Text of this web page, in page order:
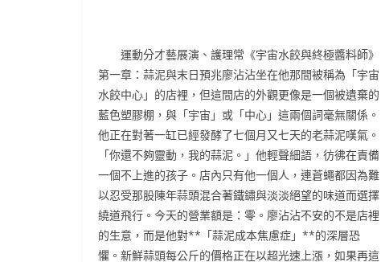
運動分才藝展演、護理常《宇宙水餃與終極醬料師》
第一章：蒜泥與末日預兆廖沾沾坐在他那間被稱為「宇宙
水餃中心」的店裡，但這間店的外觀更像是一個被遺棄的
藍色塑膠棚，與「宇宙」或「中心」這兩個詞毫無關係。
他正在對著一缸已經發酵了七個月又七天的老蒜泥嘆氣。
「你還不夠靈動，我的蒜泥。」他輕聲細語，彷彿在責備
一個不上進的孩子。店內只有他一個人，連蒼蠅都因為難
以忍受那股陳年蒜頭混合著鐵鏽與淡淡絕望的味道而選擇
繞道飛行。今天的營業額是：零。廖沾沾不安的不是店裡
的生意，而是他對**「蒜泥成本焦慮症」**的深層恐
懼。新鮮蒜頭每公斤的價格正在以超光速上漲，如果再這